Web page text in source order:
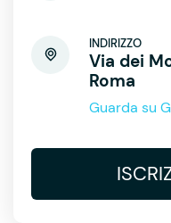
INDIRIZZO
Via dei
Roma
Guarda su